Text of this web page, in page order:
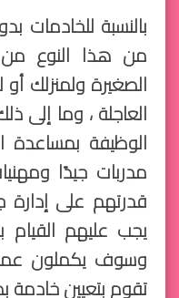
بالنسبة للخادمات
من هذا النوع
الصغيرة ولمنزلك
العاجلة ، وما إلى
الوظيفة بمساعدة
مدربات جيدًا
قدرتهم على إدارة
يجب عليهم
وسوف يكملون
تقوم بتعيين